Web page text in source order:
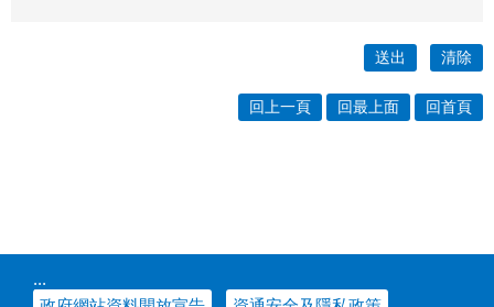
回上一頁 回最上面 回首頁
:::